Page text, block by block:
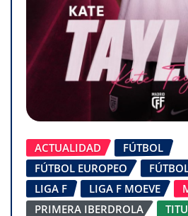
ACTUALIDAD
FÚTBOL
FÚTBOL EUROPEO
LIGA F
LIGA F MOEVE
PRIMERA IBERDROLA